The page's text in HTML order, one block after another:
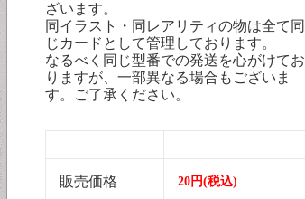
ざいます。
同イラスト・同レアリティの物は全て同
じカードとして管理しております。
なるべく同じ型番での発送を心がけてお
りますが、一部異なる場合もございま
す。ご了承ください。
販売価格 20円(税込)